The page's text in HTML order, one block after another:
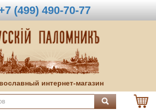
(499) 490-70-77
интернет-магазин